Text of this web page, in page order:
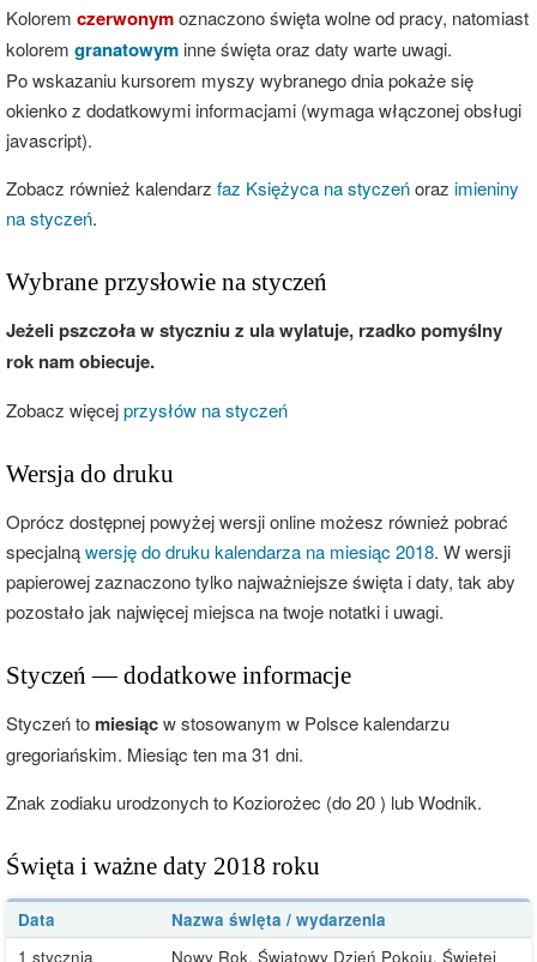
Kolorem czerwonymoznaczono święta wolne od pracy, natomiast
kolorem granatowym inne święta oraz daty warte uwagi.
Po wskazaniu kursorem myszy wybranego dnia pokaże się
okienko z dodatkowymi informacjami (wymaga włączonej obsługi
javascript).
Zobacz również kalendarz faz Księżyca na styczeńoraz imieniny
na styczeń.
Wybrane przysłowie na styczeń
Jeżeli pszczoła w styczniu z ula wylatuje, rzadko pomyślny
rok nam obiecuje.
Zobacz więcejprzysłów na styczeń
Wersja do druku
Oprócz dostępnej powyżej wersji online możesz również pobrać
specjalnąwersję do druku kalendarza na miesiąc 2018. W wersji
papierowej zaznaczono tylko najważniejsze święta i daty, tak aby
pozostało jak najwięcej miejsca na twoje notatki i uwagi.
Styczeń — dodatkowe informacje
Styczeń to miesiącw stosowanym w Polsce kalendarzu
gregoriańskim. Miesiąc ten ma 31 dni.
Znak zodiaku urodzonych to Koziorożec (do 20 ) lub Wodnik.
Święta i ważne daty 2018 roku
Data
Nazwa święta / wydarzenia
1 stycznia
Nowy Rok, Światowy Dzień Pokoju, Świętej